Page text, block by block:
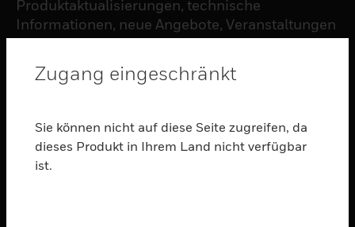
Produktaktualisierungen, technische
Informationen, neue Angebote, Veranstaltungen
und Neuigkeiten, Umfragen, Sonderangebote
PRODUKTE
Zugang eingeschränkt
Sie können nicht auf diese Seite zugreifen, da
dieses Produkt in Ihrem Land nicht verfügbar
ist.